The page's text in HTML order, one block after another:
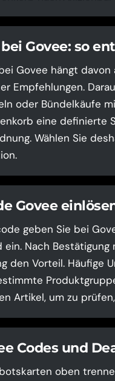
Govee: so
Govee hängt
Empfehlungen.
oder Bündelkäufe
eine
Wählen Sie
Govee
geben Sie bei
Nach
den Vorteil. Häufige
Artikel, um zu
Codes und
oben